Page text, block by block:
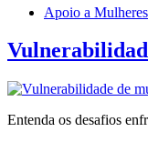
Apoio a Mulheres
Entenda os desafios